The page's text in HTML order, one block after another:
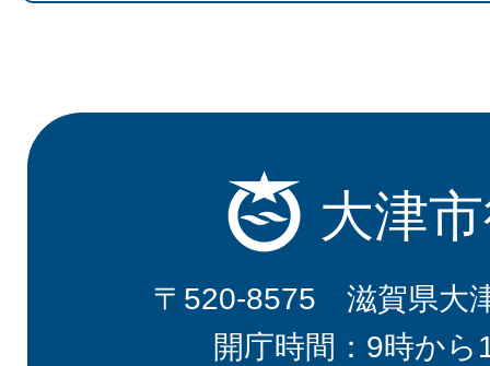
大津
〒520-8575 滋賀県大
開庁時間：9時から